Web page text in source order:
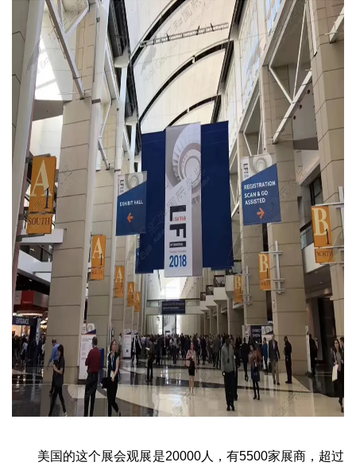
美国的这个展会观展是20000人，有5500家展商，超过